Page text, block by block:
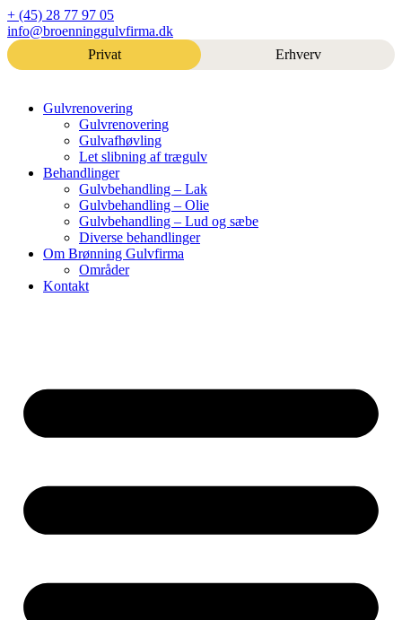
Videre
til
indhold
+ (45) 28 77 97 05
info@broenninggulvfirma.dk
Privat
Erhverv
Gulvrenovering
Gulvrenovering
Gulvafhøvling
Let slibning af trægulv
Behandlinger
Gulvbehandling – Lak
Gulvbehandling – Olie
Gulvbehandling – Lud og sæbe
Diverse behandlinger
Om Brønning Gulvfirma
Områder
Kontakt